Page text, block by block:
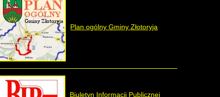
Plan ogólny Gminy Złotoryja
Biuletyn Informacji Publicznej